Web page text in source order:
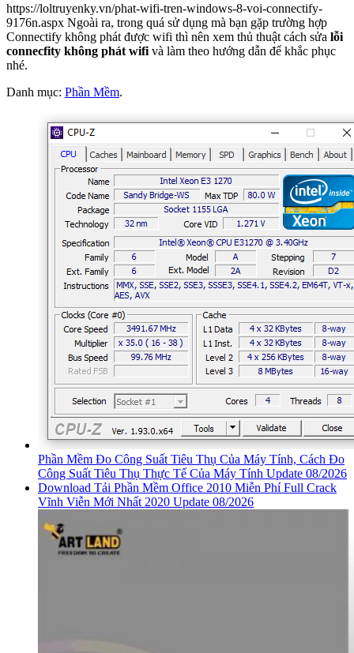
https://loltruyenky.vn/phat-wifi-tren-windows-8-voi-connectify-
9176n.aspx Ngoài ra, trong quá sử dụng mà bạn gặp trường hợp
Connectify không phát được wifi thì nên xem thủ thuật cách sửa lỗi
connecfity không phát wifi và làm theo hướng dẫn để khắc phục
nhé.
Danh mục: Phần Mềm.
Phần Mềm Đo Công Suất Tiêu Thụ Của Máy Tính, Cách Đo
Công Suất Tiêu Thụ Thực Tế Của Máy Tính Update 08/2026
Download Tải Phần Mềm Office 2010 Miễn Phí Full Crack
Vĩnh Viễn Mới Nhất 2020 Update 08/2026